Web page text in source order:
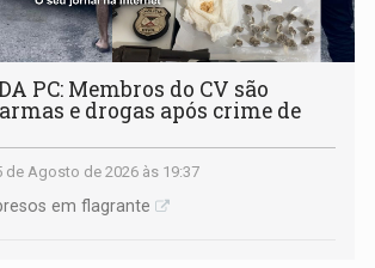
PC: Membros do CV são
e drogas após crime de
de Agosto de 2026 às 19:37
em flagrante